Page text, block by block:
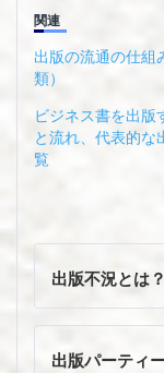
関連
出版の流通の仕組
類）
ビジネス書を出版
と流れ、代表的な
覧
投
稿
ナ
ビ
ゲ
出版不況とは
出版パーティ